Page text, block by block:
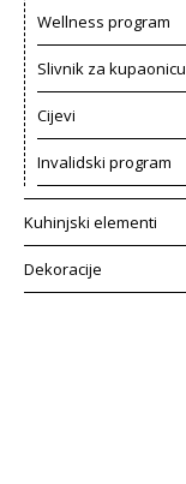
Wellness program
Slivnik za kupaonicu
Cijevi
Invalidski program
Kuhinjski elementi
Dekoracije